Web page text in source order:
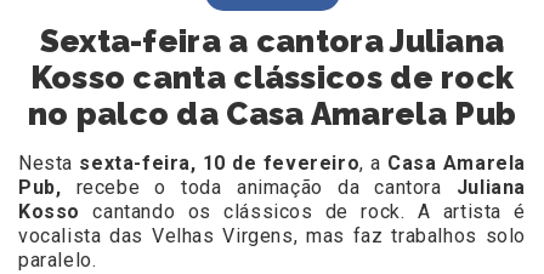
Sexta-feira a cantora Juliana
Kosso canta clássicos de rock
no palco da Casa Amarela Pub
Nesta sexta-feira, 10 de fevereiro, a Casa Amarela
Pub, recebe o toda animação da cantora Juliana
Kossocantando os clássicos de rock. A artista é
vocalista das Velhas Virgens, mas faz trabalhos solo
paralelo.